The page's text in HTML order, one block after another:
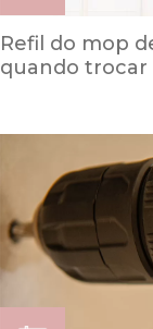
Refil do mop
quando trocar